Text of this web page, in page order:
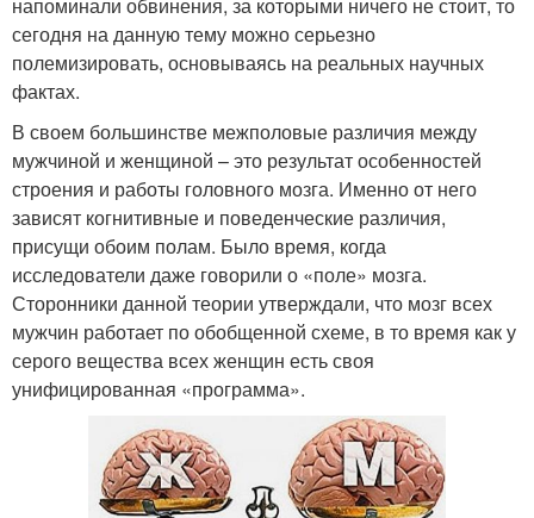
сегодня на данную тему можно серьезно
полемизировать, основываясь на реальных научных
фактах.
В своем большинстве межполовые различия между
мужчиной и женщиной – это результат особенностей
строения и работы головного мозга. Именно от него
зависят когнитивные и поведенческие различия,
присущи обоим полам. Было время, когда
исследователи даже говорили о «поле» мозга.
Сторонники данной теории утверждали, что мозг всех
мужчин работает по обобщенной схеме, в то время как у
серого вещества всех женщин есть своя
унифицированная «программа».